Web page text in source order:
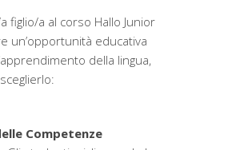
figlio/a al corso Hallo Junior
un’opportunità educativa
apprendimento della lingua,
Competenze